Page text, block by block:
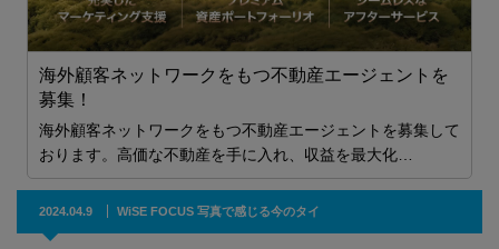
海外顧客ネットワークをもつ不動産エージェントを
募集！
海外顧客ネットワークをもつ不動産エージェントを募集して
おります。高価な不動産を手に入れ、収益を最大化…
2024.04.9 WiSE FOCUS 写真で感じる今のタイ